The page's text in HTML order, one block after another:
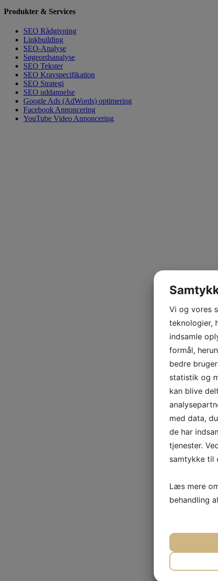
Produkter & Services
SEO Rådgivning
Linkbuilding
SEO-Analyse
Søgeordsanalyse
SEO Tekster
SEO Kravspecifikation
SEO Strategi
SEO uddannelse
Google Ads (AdWords) optimering
Facebook Annoncering
YouTube Video Annoncering
Vi og vores
teknologier,
indsamle
formål,
bedre
statistik og
kan blive
med data,
de har
tjenester.
samtykke til
Læs mere
behandling